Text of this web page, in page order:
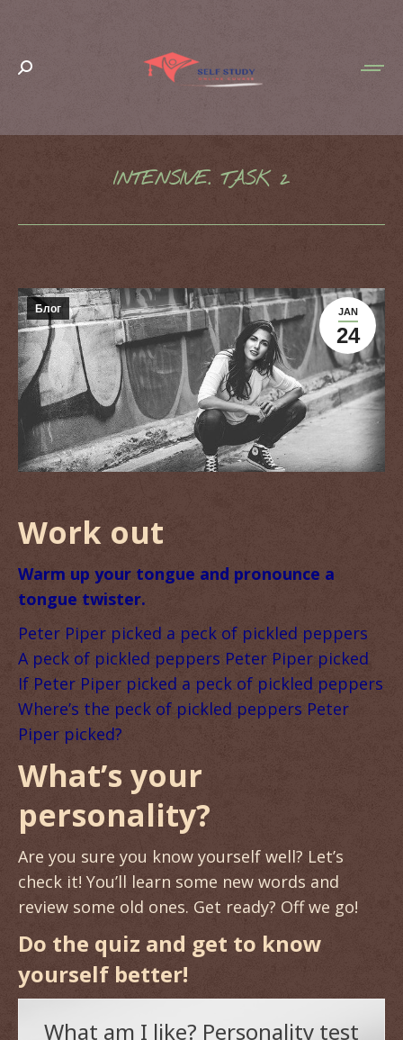
Search:
INTENSIVE. TASK 2
JAN
24
Блог
Work out
Warm up your tongue and pronounce a
tongue twister.
Peter Piper picked a peck of pickled peppers
A peck of pickled peppers Peter Piper picked
If Peter Piper picked a peck of pickled peppers
Where’s the peck of pickled peppers Peter
Piper picked?
What’s your
personality?
Are you sure you know yourself well? Let’s
check it! You’ll learn some new words and
review some old ones. Get ready? Off we go!
Do the quiz and get to know
yourself better!